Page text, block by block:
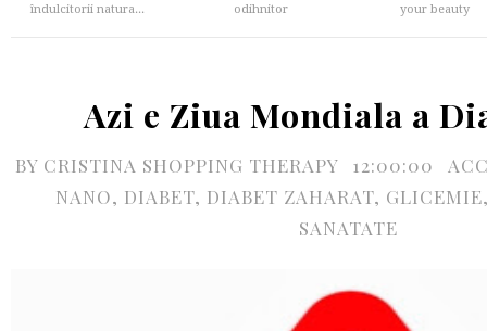
îndulcitorii natura...
odihnitor
your beauty
Azi e Ziua Mondiala a
BY CRISTINA SHOPPING THERAPY 12:00:00
NANO, DIABET, DIABET ZAHARAT, GLICEMIE
SANATATE